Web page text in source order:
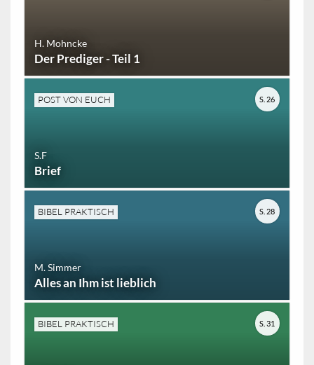
H. Mohncke
Der Prediger - Teil 1
POST VON EUCH
S.F
Brief
S. 26
BIBEL PRAKTISCH
M. Simmer
Alles an Ihm ist lieblich
S. 28
BIBEL PRAKTISCH S. 31